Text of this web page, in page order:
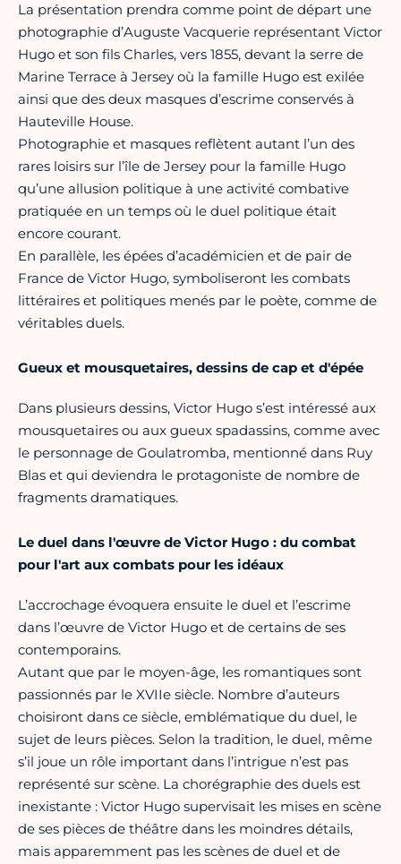
La présentation prendra comme point de départ une
photographie d’Auguste Vacquerie représentant Victor
Hugo et son fils Charles, vers 1855, devant la serre de
Marine Terrace à Jersey où la famille Hugo est exilée
ainsi que des deux masques d’escrime conservés à
Hauteville House.
Photographie et masques reflètent autant l’un des
rares loisirs sur l’île de Jersey pour la famille Hugo
qu’une allusion politique à une activité combative
pratiquée en un temps où le duel politique était
encore courant.
En parallèle, les épées d’académicien et de pair de
France de Victor Hugo, symboliseront les combats
littéraires et politiques menés par le poète, comme de
véritables duels.
Gueux et mousquetaires, dessins de cap et d'épée
Dans plusieurs dessins, Victor Hugo s’est intéressé aux
mousquetaires ou aux gueux spadassins, comme avec
le personnage de Goulatromba, mentionné dans Ruy
Blas et qui deviendra le protagoniste de nombre de
fragments dramatiques.
Le duel dans l'œuvre de Victor Hugo : du combat
pour l'art aux combats pour les idéaux
L’accrochage évoquera ensuite le duel et l’escrime
dans l’œuvre de Victor Hugo et de certains de ses
contemporains.
Autant que par le moyen-âge, les romantiques sont
passionnés par le XVIIe siècle. Nombre d’auteurs
choisiront dans ce siècle, emblématique du duel, le
sujet de leurs pièces. Selon la tradition, le duel, même
s’il joue un rôle important dans l’intrigue n’est pas
représenté sur scène. La chorégraphie des duels est
inexistante : Victor Hugo supervisait les mises en scène
de ses pièces de théâtre dans les moindres détails,
mais apparemment pas les scènes de duel et de